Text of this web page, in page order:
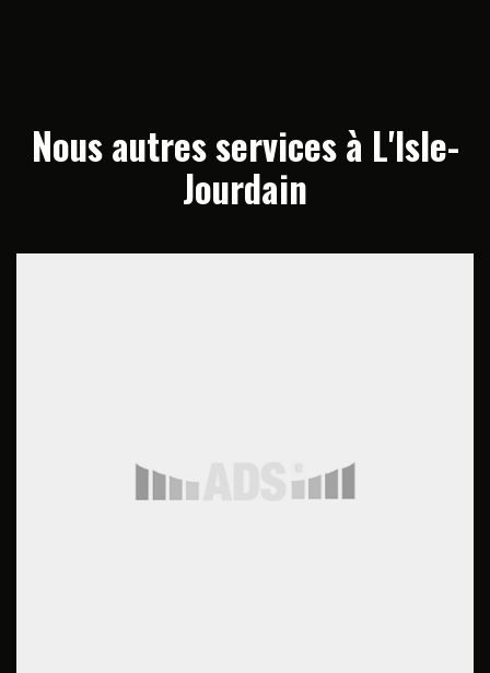
Nous autres services à L'Isle-
Jourdain